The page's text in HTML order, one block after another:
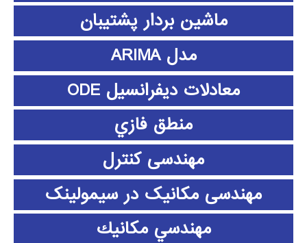
ماشین بردار پشتیبان
مدل ARIMA
معادلات دیفرانسیل ODE
منطق فازي
مهندسی کنترل
مهندسی مکانیک در سیمولینک
مهندسي مكانيك